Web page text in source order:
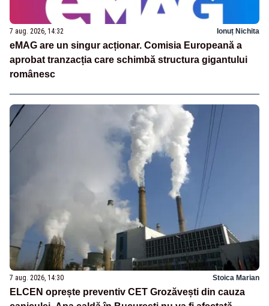
7 aug. 2026, 14:32 Ionuț Nichita
eMAG are un singur acționar. Comisia Europeană a
aprobat tranzacția care schimbă structura gigantului
românesc
7 aug. 2026, 14:30 Stoica Marian
ELCEN oprește preventiv CET Grozăvești din cauza